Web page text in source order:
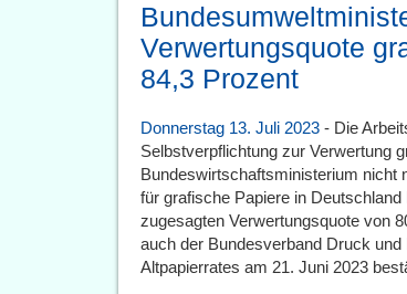
Verwertungsquote
84,3 Prozent
Donnerstag 13. Juli 2023 - Die
Selbstverpflichtung zur Verwertung
Bundeswirtschaftsministerium nicht
für grafische Papiere in
zugesagten Verwertungsquote von
auch der Bundesverband Druck
Altpapierrates am 21. Juni 2023